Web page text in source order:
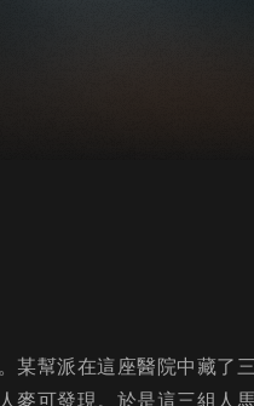
某幫派在這座醫院中藏了
麥可發現。於是這三組人